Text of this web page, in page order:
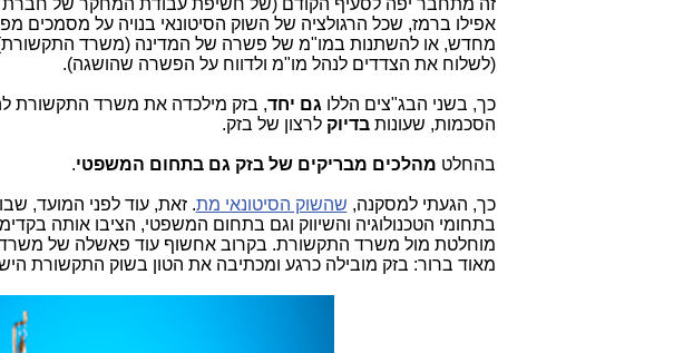
זה מתחבר יפה לסעיף הקודם (של חשיפת עבודת המחקר של
אפילו ברמז, שכל הרגולציה של השוק הסיטונאי בנויה על מסמכים
מחדש, או להשתנות במו"מ של פשרה של המדינה (משרד התקשורת)
(לשלוח את הצדדים לנהל מו"מ ולדווח על הפשרה שהושגה).
כך, בשני הבג"צים הללו גם יחד, בזק מילכדה את משרד התקשורת
הסכמות, שעונותבדיוקלרצון של בזק.
בהחלט מהלכים מבריקים של בזק גם בתחום המשפטי.
כך, הגעתי למסקנה, שהשוק הסיטונאי מת. זאת, עוד לפני המועד,
בתחומי הטכנולוגיה והשיווק וגם בתחום המשפטי, הציבו אותה
מוחלטת מול משרד התקשורת. בקרוב אחשוף עוד פאשלה של משרד
מאוד ברור: בזק מובילה כרגע ומכתיבה את הטון בשוק התקשורת